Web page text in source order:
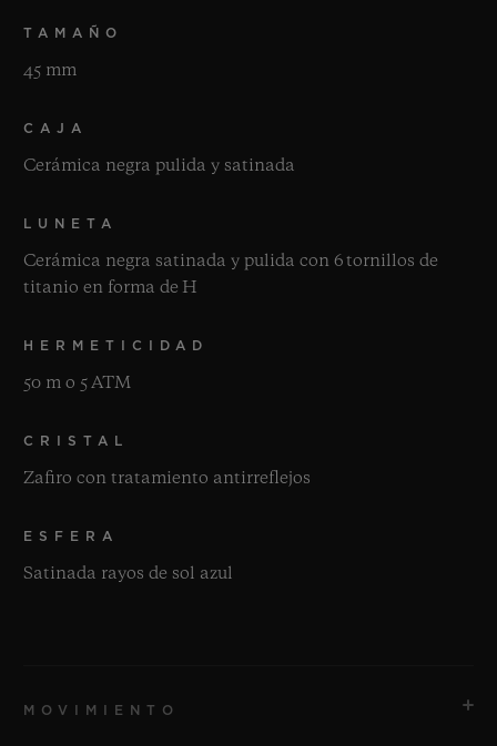
TAMAÑO
45 mm
CAJA
Cerámica negra pulida y satinada
LUNETA
Cerámica negra satinada y pulida con 6 tornillos de
titanio en forma de H
HERMETICIDAD
50 m o 5 ATM
CRISTAL
Zafiro con tratamiento antirreflejos
ESFERA
Satinada rayos de sol azul
MOVIMIENTO